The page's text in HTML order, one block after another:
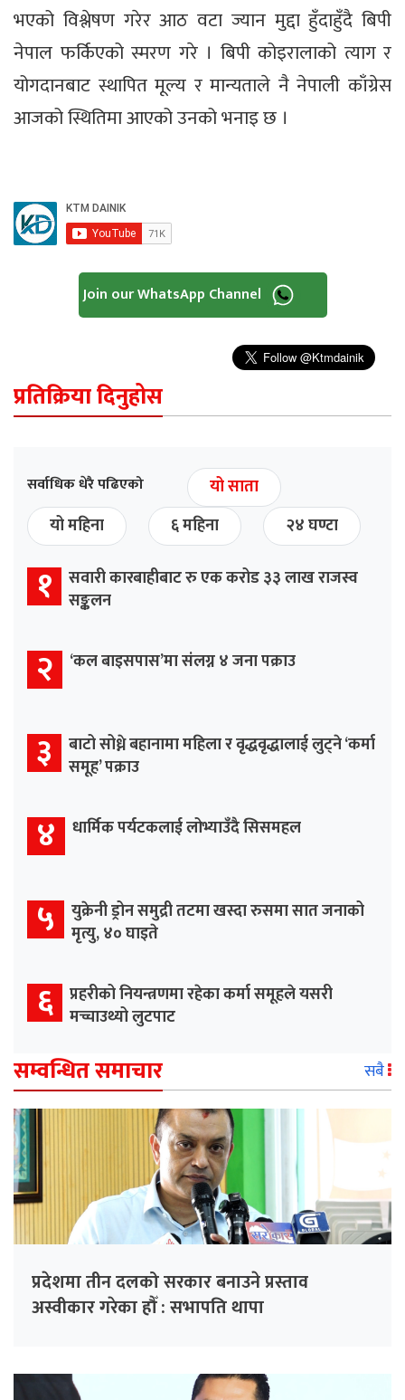
भएको विश्लेषण गरेर आठ वटा ज्यान मुद्दा हुँदाहुँदै बिपी
नेपाल फर्किएको स्मरण गरे । बिपी कोइरालाको त्याग र
योगदानबाट स्थापित मूल्य र मान्यताले नै नेपाली काँग्रेस
आजको स्थितिमा आएको उनको भनाइ छ ।
Join our WhatsApp Channel
प्रतिक्रिया दिनुहोस
सर्वाधिक धेरै पढिएको
यो साता
यो महिना
६ महिना २४ घण्टा
१ सवारी कारबाहीबाट रु एक करोड ३३ लाख राजस्व
सङ्कलन
२ ‘कल बाइसपास’मा संलग्न ४ जना पक्राउ
३ बाटो सोध्ने बहानामा महिला र वृद्धवृद्धालाई लुट्ने ‘कर्मा
समूह’ पक्राउ
४ धार्मिक पर्यटकलाई लोभ्याउँदै सिसमहल
५ युक्रेनी ड्रोन समुद्री तटमा खस्दा रुसमा सात जनाको
मृत्यु, ४० घाइते
६ प्रहरीको नियन्त्रणमा रहेका कर्मा समूहले यसरी
मच्चाउथ्यो लुटपाट
सम्वन्धित समाचार सबै
प्रदेशमा तीन दलको सरकार बनाउने प्रस्ताव
अस्वीकार गरेका हौँ : सभापति थापा